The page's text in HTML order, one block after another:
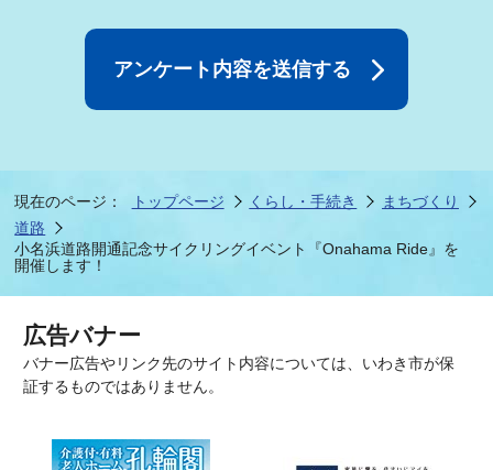
現在のページ： トップページ くらし・手続き
まちづくり
道路
小名浜道路開通記念サイクリングイベント『Onahama Ride』を
開催します！
広告バナー
バナー広告やリンク先のサイト内容については、いわき市が保
証するものではありません。